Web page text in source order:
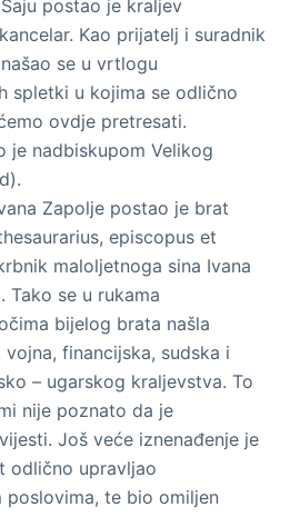
postao je kraljev
Kao prijatelj i suradnik
se u vrtlogu
spletki u kojima se odlično
ovdje pretresati.
je nadbiskupom Velikog
Zapolje postao je brat
episcopus et
maloljetnoga sina Ivana
Tako se u rukama
bijelog brata našla
financijska, sudska i
– ugarskog kraljevstva. To
nije poznato da je
Još veće iznenađenje je
odlično upravljao
te bio omiljen